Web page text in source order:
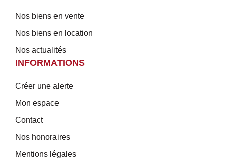
Nos biens en vente
Nos biens en location
Nos actualités
INFORMATIONS
Créer une alerte
Mon espace
Contact
Nos honoraires
Mentions légales